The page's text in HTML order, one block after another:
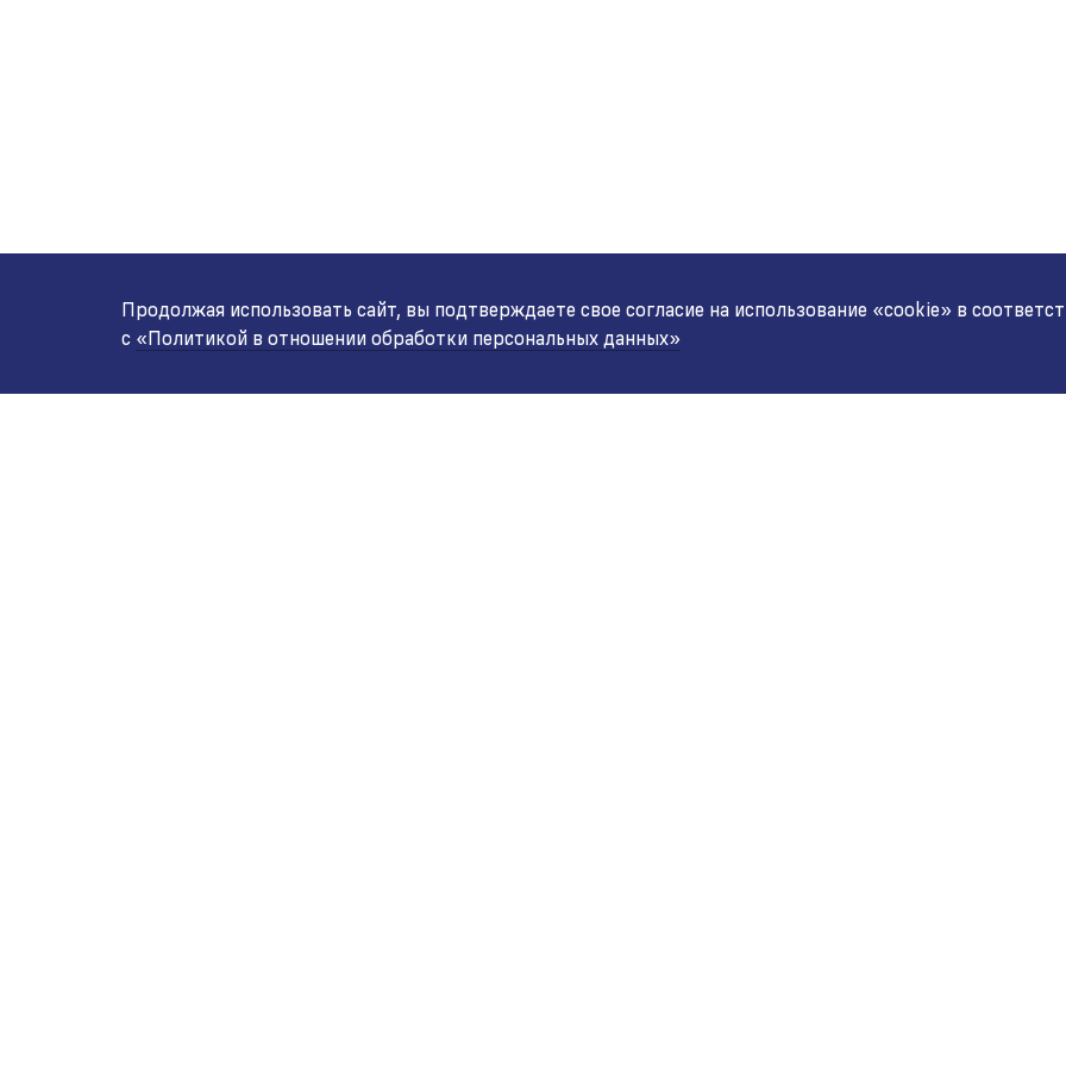
Продолжая использовать сайт, вы подтверждаете свое согласие на использование «cookie» в
с «Политикой в отношении обработки персональных данных»